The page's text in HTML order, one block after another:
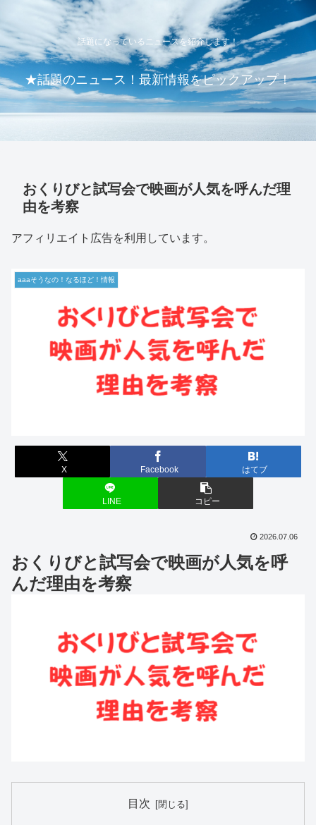
話題になっているニュースを紹介します！
★話題のニュース！最新情報をピックアップ！
おくりびと試写会で映画が人気を呼んだ理
由を考察
アフィリエイト広告を利用しています。
aaaそうなの！なるほど！情報
X Facebook はてブ
LINE コピー
2026.07.06
おくりびと試写会で映画が人気を呼
んだ理由を考察
目次